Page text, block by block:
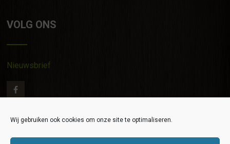
Wij gebruiken ook cookies om onze site te optimaliseren.
VOLG ONS
Nieuwsbrief
Contact|Privacy verklaring|Algemene Voorwaarden
EGR 2020